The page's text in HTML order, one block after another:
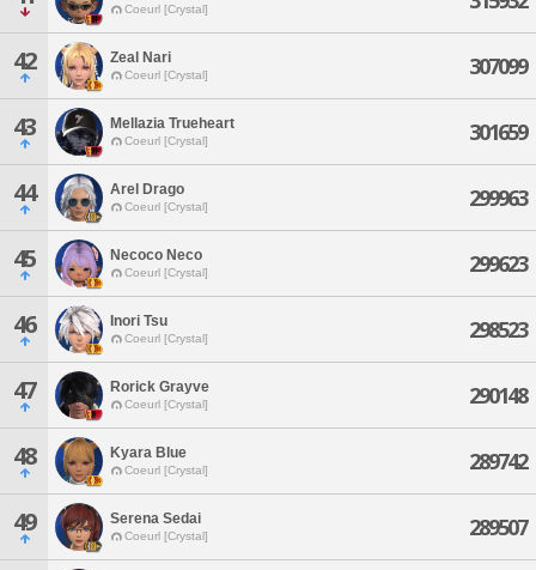
Coeurl [Crystal]
42 Zeal Nari
Coeurl [Crystal] 307099
43 Mellazia Trueheart
Coeurl [Crystal] 301659
44 Arel Drago
Coeurl [Crystal] 299963
45 Necoco Neco
Coeurl [Crystal] 299623
46 Inori Tsu
Coeurl [Crystal] 298523
47 Rorick Grayve
Coeurl [Crystal] 290148
48 Kyara Blue
Coeurl [Crystal] 289742
49 Serena Sedai
Coeurl [Crystal] 289507